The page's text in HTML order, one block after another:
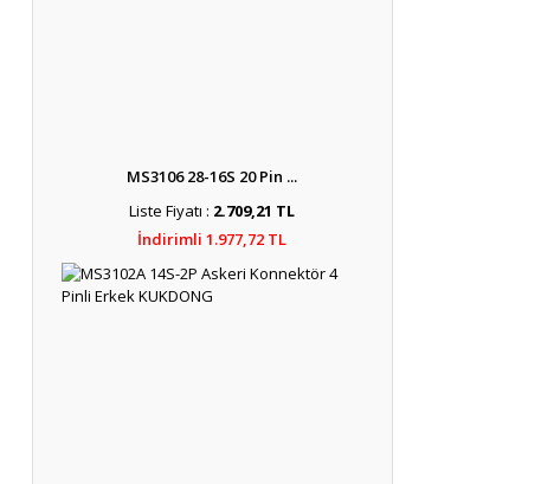
MS3106 28-16S 20 Pin ...
Liste Fiyatı : 2.709,21 TL
İndirimli 1.977,72 TL